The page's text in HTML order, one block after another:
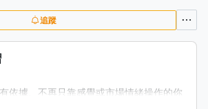
任一課程 or 訂閱✅ 消費即享回饋 1% 點數✅ 滿
2% 點數🎁 此為 PPA 官方帳號 Line@ 專屬活動，加
查看全部
追蹤
依據、不再只靠感覺或市場情緒操作的你
1.0x
返回播放器